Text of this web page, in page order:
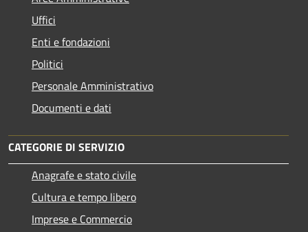
Uffici
Enti e fondazioni
Politici
Personale Amministrativo
Documenti e dati
CATEGORIE DI SERVIZIO
Anagrafe e stato civile
Cultura e tempo libero
Imprese e Commercio